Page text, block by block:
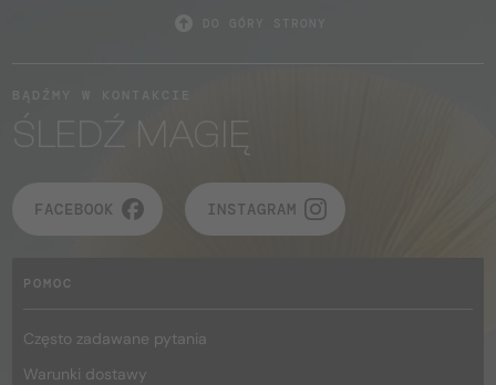
ŚLEDŹ MAGIĘ
FACEBOOK INSTAGRAM
POMOC
Często zadawane pytania
Warunki dostawy